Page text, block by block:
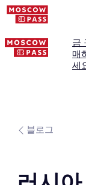
금
매
세
블로그